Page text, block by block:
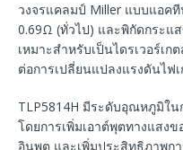
วงจรแคลมป์ Miller แบบแอ
0.69Ω (ทั่วไป) และพิกัดกระแ
เหมาะสำหรับเป็นไดรเวอร์เก
ต่อการเปลี่ยนแปลงแรงดันไฟเ
TLP5814H มีระดับอุณหภูมิใน
โดยการเพิ่มเอาต์พุตทางแสง
อินพุต และเพิ่มประสิทธิภาพก